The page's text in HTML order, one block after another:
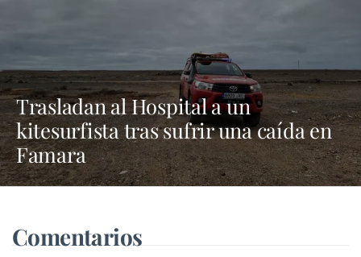
Trasladan al Hospital a un
kitesurfista tras sufrir una caída en
Famara
Comentarios